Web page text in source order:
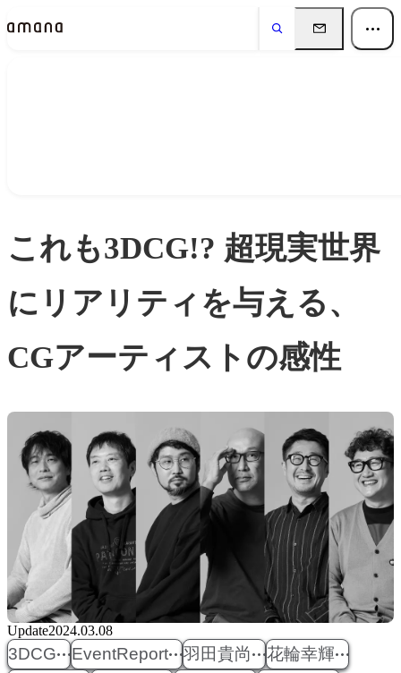
これも3DCG!? 超現実世界
にリアリティを与える、
CGアーティストの感性
Update2024.03.08
3DCG EventReport 羽田貴尚
花輪幸輝